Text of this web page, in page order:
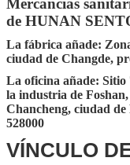
Detalles de la
entrega
30-
Puerto del
MANDO
Embalaje
El
de HUNAN
La fábrica añade:
ciudad de Changde,
La oficina añade: Sitio
la industria de
Chancheng, ciudad
528000
VÍNCULO